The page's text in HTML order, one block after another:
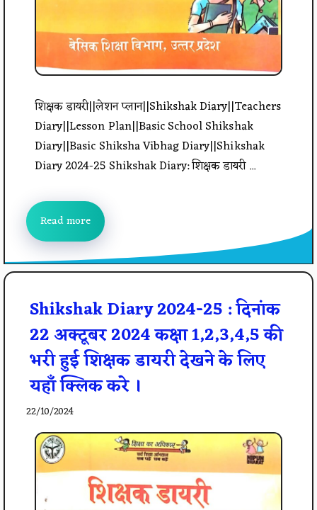
शिक्षक डायरी||लेशन प्लान||Shikshak Diary||Teachers
Diary||Lesson Plan||Basic School Shikshak
Diary||Basic Shiksha Vibhag Diary||Shikshak
Diary 2024-25 Shikshak Diary: शिक्षक डायरी ...
Read more
Shikshak Diary 2024-25 : दिनांक
22 अक्टूबर 2024 कक्षा 1,2,3,4,5 की
भरी हुई शिक्षक डायरी देखने के लिए
यहाँ क्लिक करे ।
22/10/2024